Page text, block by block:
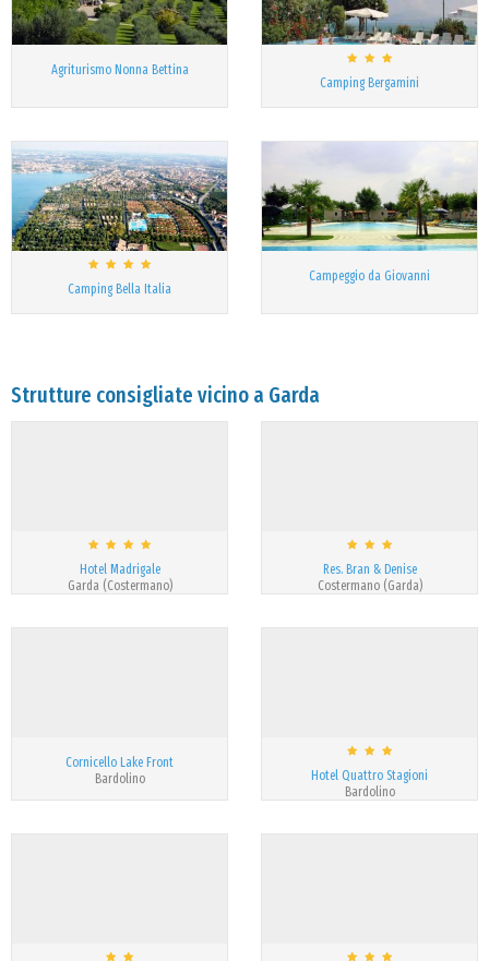
Agriturismo Nonna Bettina
Camping Bergamini
Camping Bella Italia
Campeggio da Giovanni
Strutture consigliate vicino a Garda
Hotel Madrigale
Garda (Costermano)
Res. Bran & Denise
Costermano (Garda)
Cornicello Lake Front
Bardolino
Hotel Quattro Stagioni
Bardolino